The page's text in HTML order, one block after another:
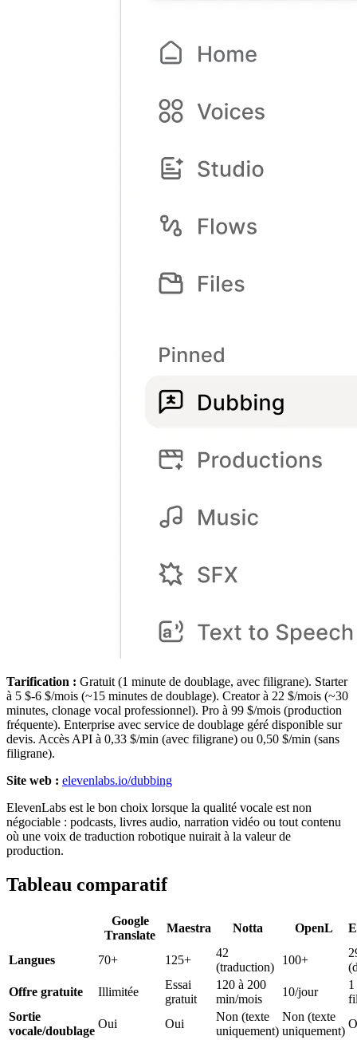
Tarification : Gratuit (1 minute de doublage, avec filigrane). Starter
à 5 $-6 $/mois (~15 minutes de doublage). Creator à 22 $/mois (~30
minutes, clonage vocal professionnel). Pro à 99 $/mois (production
fréquente). Enterprise avec service de doublage géré disponible sur
devis. Accès API à 0,33 $/min (avec filigrane) ou 0,50 $/min (sans
filigrane).
Site web : elevenlabs.io/dubbing
ElevenLabs est le bon choix lorsque la qualité vocale est non
négociable : podcasts, livres audio, narration vidéo ou tout contenu
où une voix de traduction robotique nuirait à la valeur de
production.
Tableau comparatif
Google
Translate
Maestra Notta OpenL
Langues 70+ 125+
42
(traduction)
100+
Offre gratuite
Illimitée
Essai
gratuit
120 à 200
min/mois
10/jour
Sortie
vocale/doublage
Oui Oui
Non (texte
uniquement)
Non (texte
uniquement)